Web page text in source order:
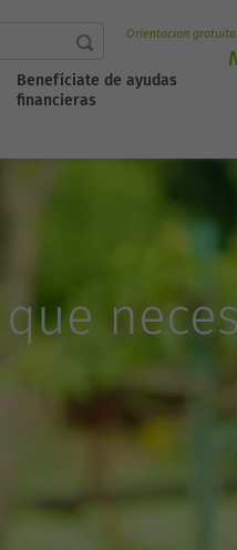
Orientacion
Benefíciate de ayudas
financieras